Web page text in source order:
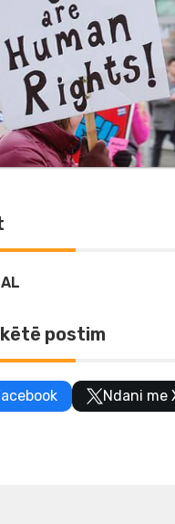
postim
Ndani me